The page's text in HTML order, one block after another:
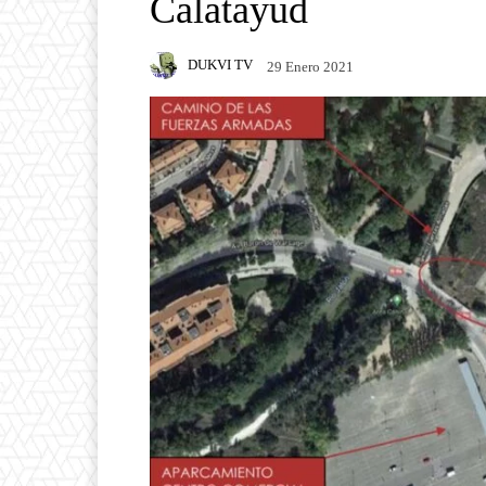
Calatayud
DUKVI TV 29 Enero 2021